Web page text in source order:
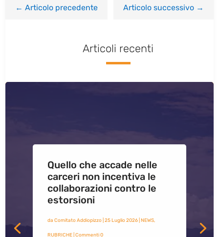
←Articolo precedente Articolo successivo→
Articoli recenti
Quello che accade nelle
carceri non incentiva le
collaborazioni contro le
estorsioni
da Comitato Addiopizzo| 25 Luglio 2026| NEWS,
RUBRICHE| Commenti 0